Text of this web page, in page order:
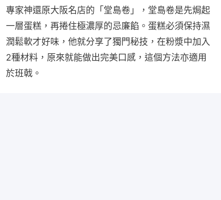
專家神還原大阪名店的「堂島卷」，堂島卷是先焗起
一層蛋糕，再捲住極濃厚的忌廉餡。蛋糕必須保持濕
潤鬆軟才好味，他就分享了獨門秘技，在粉漿中加入
2種材料，原來就能做出完美口感，這個方法亦適用
於班戟。